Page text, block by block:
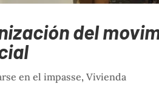
del
en el impasse,Vivienda